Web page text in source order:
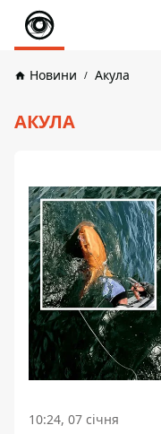
Новини Акула
АКУЛА
10:24, 07 січня